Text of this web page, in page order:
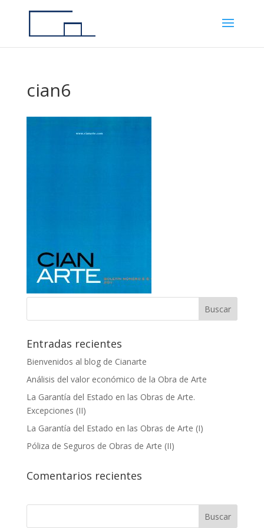
cian6
Entradas recientes
Bienvenidos al blog de Cianarte
Análisis del valor económico de la Obra de Arte
La Garantía del Estado en las Obras de Arte.
Excepciones (II)
La Garantía del Estado en las Obras de Arte (I)
Póliza de Seguros de Obras de Arte (II)
Comentarios recientes